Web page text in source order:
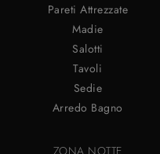
Pareti Attrezzate
Madie
Salotti
Tavoli
Sedie
Arredo Bagno
ZONA NOTTE